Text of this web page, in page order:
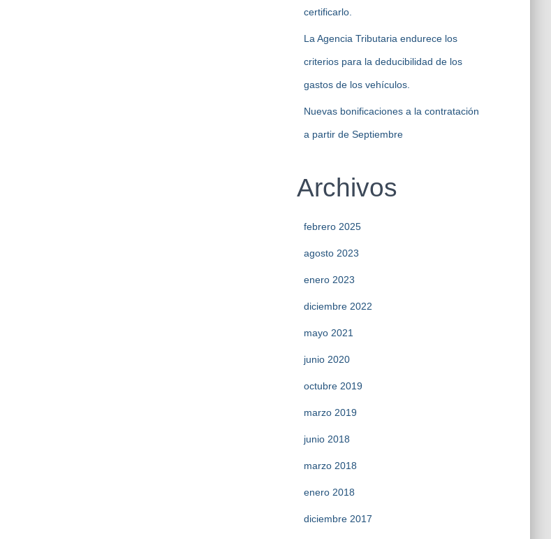
certificarlo.
La Agencia Tributaria endurece los
criterios para la deducibilidad de los
gastos de los vehículos.
Nuevas bonificaciones a la contratación
a partir de Septiembre
Archivos
febrero 2025
agosto 2023
enero 2023
diciembre 2022
mayo 2021
junio 2020
octubre 2019
marzo 2019
junio 2018
marzo 2018
enero 2018
diciembre 2017